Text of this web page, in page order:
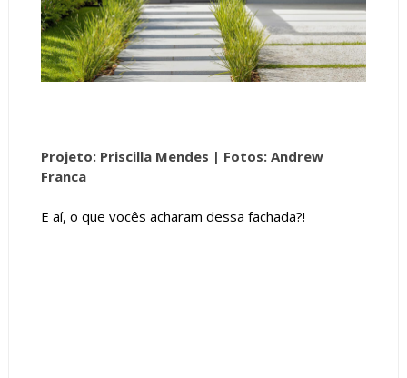
Projeto: Priscilla Mendes | Fotos: Andrew
Franca
E aí, o que vocês acharam dessa fachada?!